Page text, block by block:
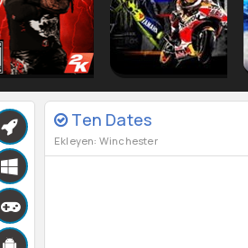
Ten Dates
Ekleyen: Winchester